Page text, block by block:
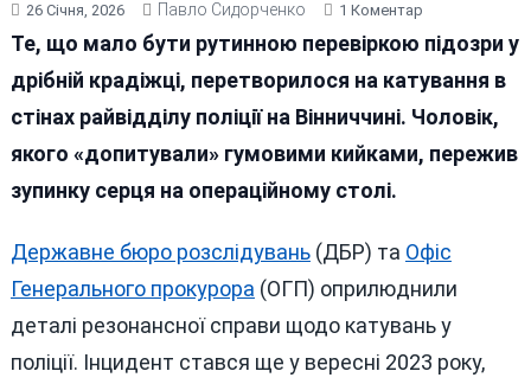
26 Січня, 2026 Павло Сидорченко 1 КоментарДо
На
Поліцейські
Закатували
Чоловіка
Те, що мало бути рутинною перевіркою підозри у
дрібній крадіжці, перетворилося на катування в
стінах райвідділу поліції на Вінниччині. Чоловік,
якого «допитували» гумовими кийками, пережив
зупинку серця на операційному столі.
Державне бюро розслідувань(ДБР) та Офіс
Генерального прокурора (ОГП) оприлюднили
деталі резонансної справи щодо катувань у
поліції. Інцидент стався ще у вересні 2023 року,